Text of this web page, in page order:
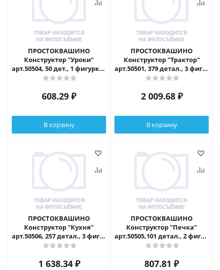
ПРОСТОКВАШИНО
Конструктор "Уроки"
арт.50504, 50 дет., 1 фигурка, фишки и кубик,
ABS, 16х12х5см, 5+
608.29 ₽
В корзину
ПРОСТОКВАШИНО
Конструктор "Трактор"
арт.50501, 379 детал., 3 фиг.,
6+
2 009.68₽
В корзину
ПРОСТОКВАШИНО
Конструктор "Кухня"
арт.50506, 257 детал., 3 фигурки, фишки и кубик,
ABS, 22х16х5см,7+
1 638.34₽
ПРОСТОКВАШИНО
Конструктор "Печка"
арт.50505,101 детал., 2
16х12х5см, 5+
807.81 ₽